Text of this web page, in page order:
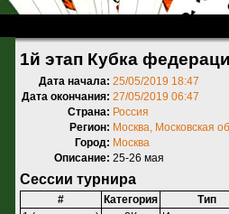
1й этап Кубка
Дата начала: 25/05/2019 18:47
Дата окончания: 27/05/2019 06:47
Страна: Россия
Регион: Москва, Московская
Город: Москва
Описание: 25-26 мая
Сессии турнира
# Категория
Тип